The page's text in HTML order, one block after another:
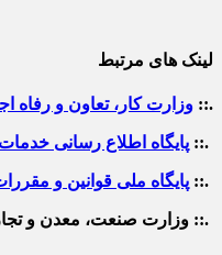
لینک های مرتبط
.:: وزارت کار، تعاون و رفاه
.:: پایگاه اطلاع رسانی
.:: پایگاه ملی قوانین و
.:: وزارت صنعت، معدن و